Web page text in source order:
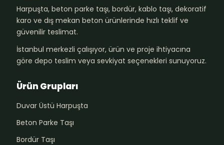
Harpuşta, beton parke taşı, bordür, kablo taşı, dekoratif
karo ve dış mekan beton ürünlerinde hızlı teklif ve
güvenilir teslimat.
İstanbul merkezli çalışıyor, ürün ve proje ihtiyacına
göre depo teslim veya sevkiyat seçenekleri sunuyoruz.
Ürün Grupları
Duvar Üstü Harpuşta
Beton Parke Taşı
Bordür Taşı